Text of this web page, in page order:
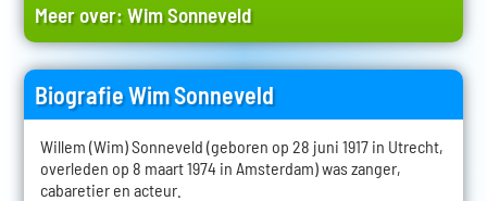
Meer over:Wim Sonneveld
Biografie Wim Sonneveld
Willem (Wim) Sonneveld (geboren op 28 juni 1917 in Utrecht,
overleden op 8 maart 1974 in Amsterdam) was zanger,
cabaretier en acteur.